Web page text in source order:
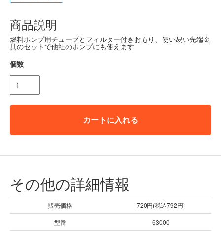
商品説明
燃料ポンプ用チューブとフィルター付きおもり、使い易い先端金
具のセットで他社のポンプにも使えます
個数
カートに入れる
その他の詳細情報
販売価格
720円(税込792円)
型番
63000